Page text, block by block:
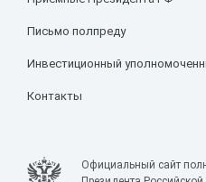
Письмо полпреду
Инвестиционный
Контакты
Официальный сайт